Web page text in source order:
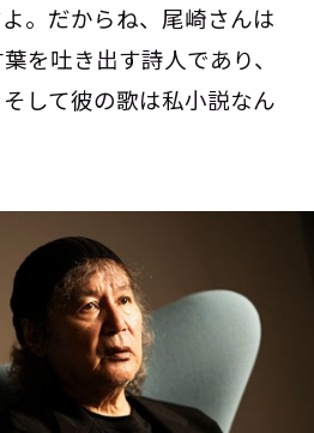
。だからね、尾崎さんは
を吐き出す詩人であり、
して彼の歌は私小説なん